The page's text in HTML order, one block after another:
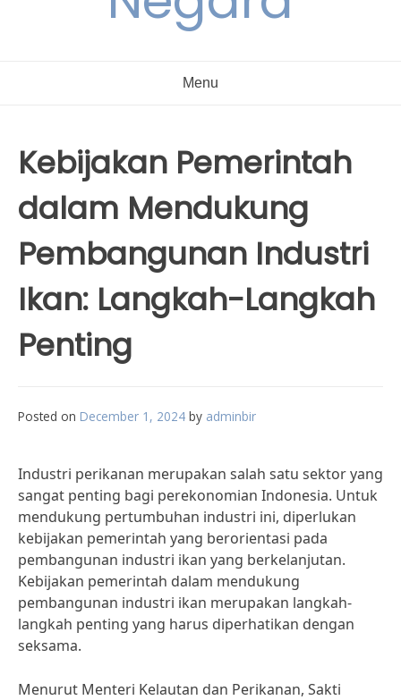
Menu
Kebijakan Pemerintah
dalam Mendukung
Pembangunan Industri
Ikan: Langkah-Langkah
Penting
Posted on December 1, 2024 by adminbir
Industri perikanan merupakan salah satu sektor yang
sangat penting bagi perekonomian Indonesia. Untuk
mendukung pertumbuhan industri ini, diperlukan
kebijakan pemerintah yang berorientasi pada
pembangunan industri ikan yang berkelanjutan.
Kebijakan pemerintah dalam mendukung
pembangunan industri ikan merupakan langkah-
langkah penting yang harus diperhatikan dengan
seksama.
Menurut Menteri Kelautan dan Perikanan, Sakti